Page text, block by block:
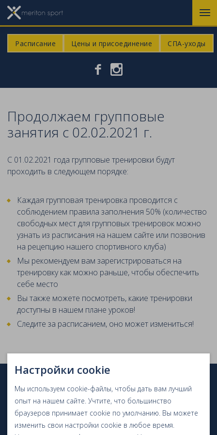
Настройки cookie
Мы используем cookie-файлы, чтобы дать вам лучший
опыт на нашем сайте. Учтите, что большинство
браузеров принимает cookie по умолчанию. Вы можете
изменить свои настройки cookie в любое время.
Расписание Цены и присоединение СПА-уходы
 
Продолжаем групповые
занятия с 02.02.2021 г.
С 01.02.2021 года групповые тренировки будут
проходить в следующем порядке:
Каждая групповая тренировка проводится с
соблюдением правила заполнения 50% (количество
свободных мест для групповых тренировок можно
узнать из расписания на нашем сайте или позвонив
на рецепцию нашего спортивного клуба)
Мы рекомендуем вам зарегистрироваться на
тренировку как можно раньше, чтобы обеспечить
себе место
Вы также можете посмотреть, какие тренировки
доступны в нашем плане уроков!
Следите за расписанием, оно может измениться!
Спортивный клуб
Тренажерный зал